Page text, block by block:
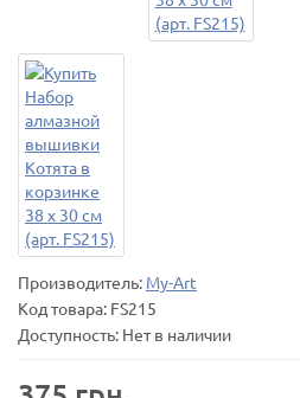
Производитель: My-Art
Код товара: FS215
Доступность: Нет в наличии